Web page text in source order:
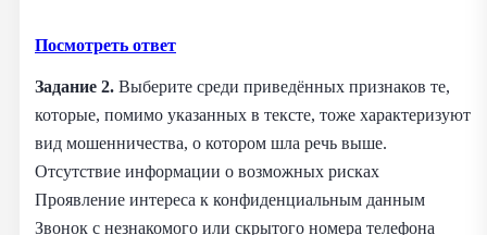
Посмотреть ответ
Задание 2. Выберите среди приведённых признаков те,
которые, помимо указанных в тексте, тоже характеризуют
вид мошенничества, о котором шла речь выше.
Отсутствие информации о возможных рисках
Проявление интереса к конфиденциальным данным
Звонок с незнакомого или скрытого номера телефона